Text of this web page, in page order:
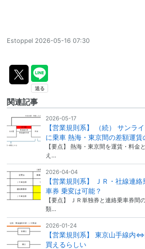
Estoppel 2026-05-16 07:30
関連記事
2026-05-17
【営業規則系】 （続） サンラ
に乗車 熱海・東京間の差額運賃
【要点】 熱海・東京間を運賃・料金
え…
2026-04-04
【営業規則系】 ＪＲ・社線連
車券 乗変は可能？
【要点】 ＪＲ単独券と連絡乗車券間
類…
2026-01-24
【営業規則系】 東京山手線内
買えるらしい